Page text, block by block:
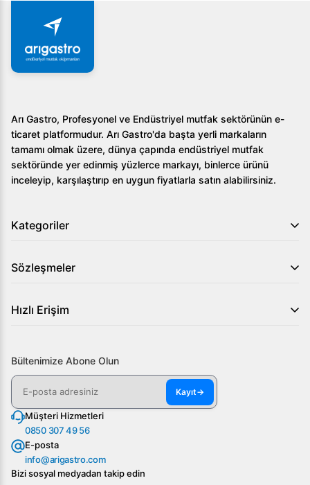
Arı Gastro, Profesyonel ve Endüstriyel mutfak sektörünün e-
ticaret platformudur. Arı Gastro'da başta yerli markaların
tamamı olmak üzere, dünya çapında endüstriyel mutfak
sektöründe yer edinmiş yüzlerce markayı, binlerce ürünü
inceleyip, karşılaştırıp en uygun fiyatlarla satın alabilirsiniz.
Kategoriler
Sözleşmeler
Hızlı Erişim
Bültenimize Abone Olun
Kayıt→
Müşteri Hizmetleri
0850 307 49 56
E-posta
info@arigastro.com
Bizi sosyal medyadan takip edin